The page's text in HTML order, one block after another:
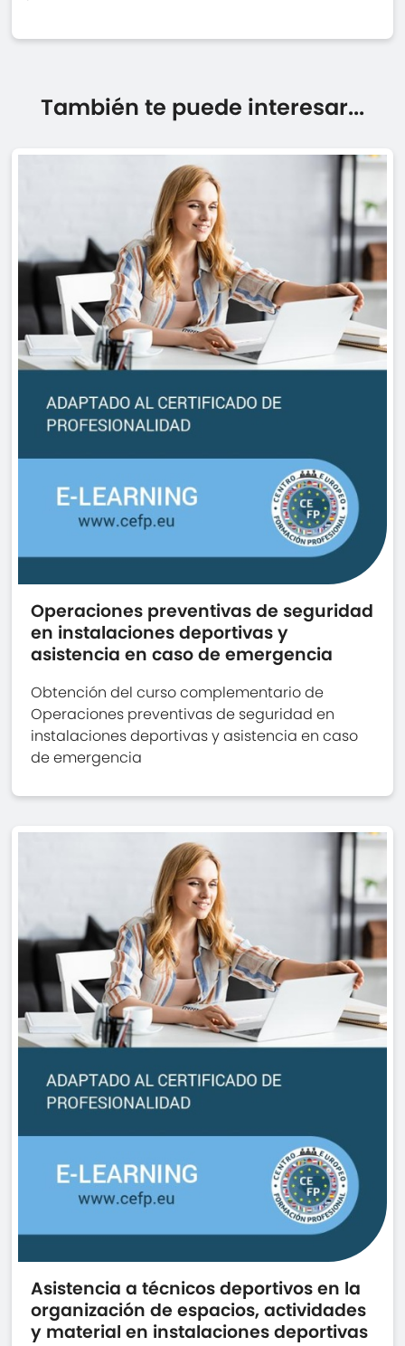
También te puede interesar...
Operaciones preventivas de seguridad
en instalaciones deportivas y
asistencia en caso de emergencia
Obtención del curso complementario de
Operaciones preventivas de seguridad en
instalaciones deportivas y asistencia en caso
de emergencia
Asistencia a técnicos deportivos en la
organización de espacios, actividades
y material en instalaciones deportivas